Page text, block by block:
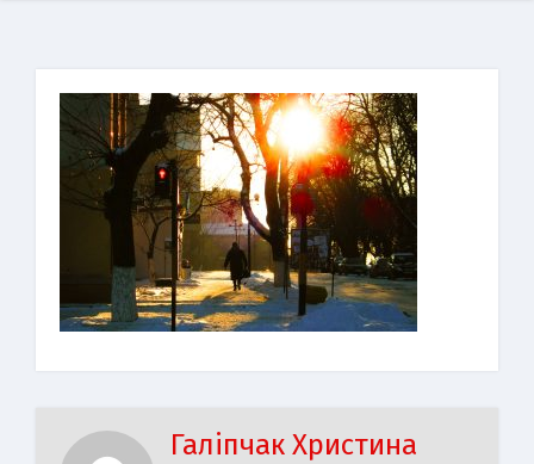
Галіпчак Христина